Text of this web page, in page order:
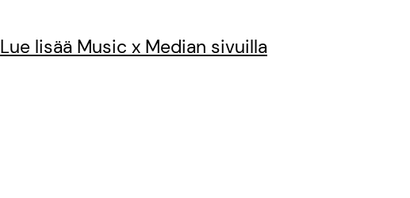
Lue lisää Music x Median sivuilla